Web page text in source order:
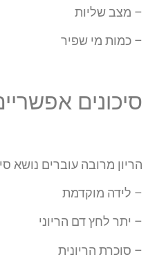
– מצב שליות
– כמות מי שפיר
סיכונים
הריון מרובה עוברים נושא
– לידה מוקדמת
– יתר לחץ דם הריוני
– סוכרת הריונית